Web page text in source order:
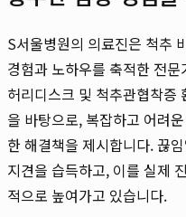
S서울병원의 의료진은 척추
경험과 노하우를 축적한 전
허리디스크 및 척추관협착증
을 바탕으로, 복잡하고 어려
한 해결책을 제시합니다. 끊
지견을 습득하고, 이를 실제
적으로 높여가고 있습니다.